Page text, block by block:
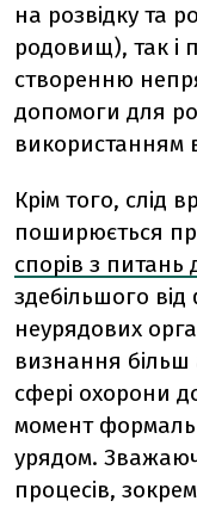
на розвідку та
родовищ), так і
створенню
допомоги для
використанням
Крім того, слід
поширюється
спорів з питань
здебільшого від
неурядових
визнання більш
сфері охорони
момент
урядом.
процесів,